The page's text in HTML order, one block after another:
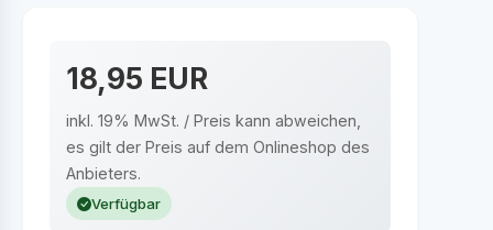
18,95 EUR
inkl. 19% MwSt. / Preis kann abweichen,
es gilt der Preis auf dem Onlineshop des
Anbieters.
Verfügbar